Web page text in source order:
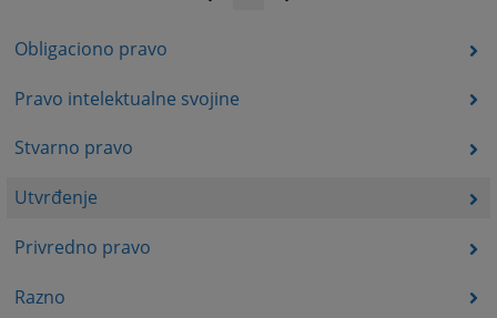
Obligaciono pravo
Pravo intelektualne svojine
Stvarno pravo
Utvrđenje
Privredno pravo
Razno